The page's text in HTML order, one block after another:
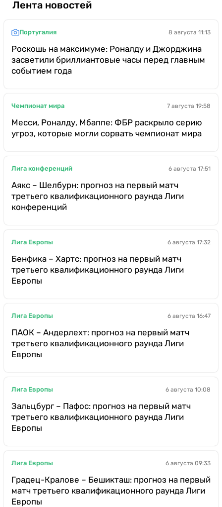
Лента новостей
Португалия 8 августа 11:13
Роскошь на максимуме: Роналду и Джорджина
засветили бриллиантовые часы перед главным
событием года
Чемпионат мира 7 августа 19:58
Месси, Роналду, Мбаппе: ФБР раскрыло серию
угроз, которые могли сорвать чемпионат мира
Лига конференций 6 августа 17:51
Аякс – Шелбурн: прогноз на первый матч
третьего квалификационного раунда Лиги
конференций
Лига Европы 6 августа 17:32
Бенфика – Хартс: прогноз на первый матч
третьего квалификационного раунда Лиги
Европы
Лига Европы 6 августа 16:47
ПАОК – Андерлехт: прогноз на первый матч
третьего квалификационного раунда Лиги
Европы
Лига Европы 6 августа 10:08
Зальцбург – Пафос: прогноз на первый матч
третьего квалификационного раунда Лиги
Европы
Лига Европы 6 августа 09:33
Градец-Кралове – Бешикташ: прогноз на первый
матч третьего квалификационного раунда Лиги
Европы